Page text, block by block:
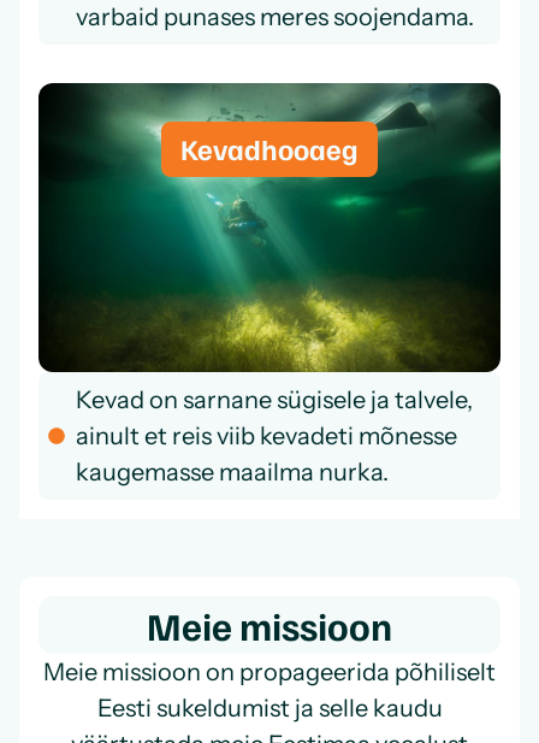
varbaid punases meres soojendama.
Kevadhooaeg
Kevad on sarnane sügisele ja talvele,
ainult et reis viib kevadeti mõnesse
kaugemasse maailma nurka.
Meie missioon
Meie missioon on propageerida põhiliselt
Eesti sukeldumist ja selle kaudu